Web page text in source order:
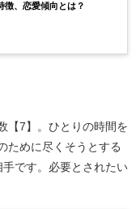
徴、恋愛傾向とは？
【7】。ひとりの時間を
ために尽くそうとする
です。必要とされたい